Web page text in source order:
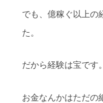
でも、億稼ぐ以上の
た。
だから経験は宝です。
お金なんかはただの